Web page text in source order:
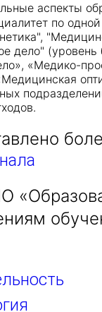
аспекты
по
дело"
«Медико-